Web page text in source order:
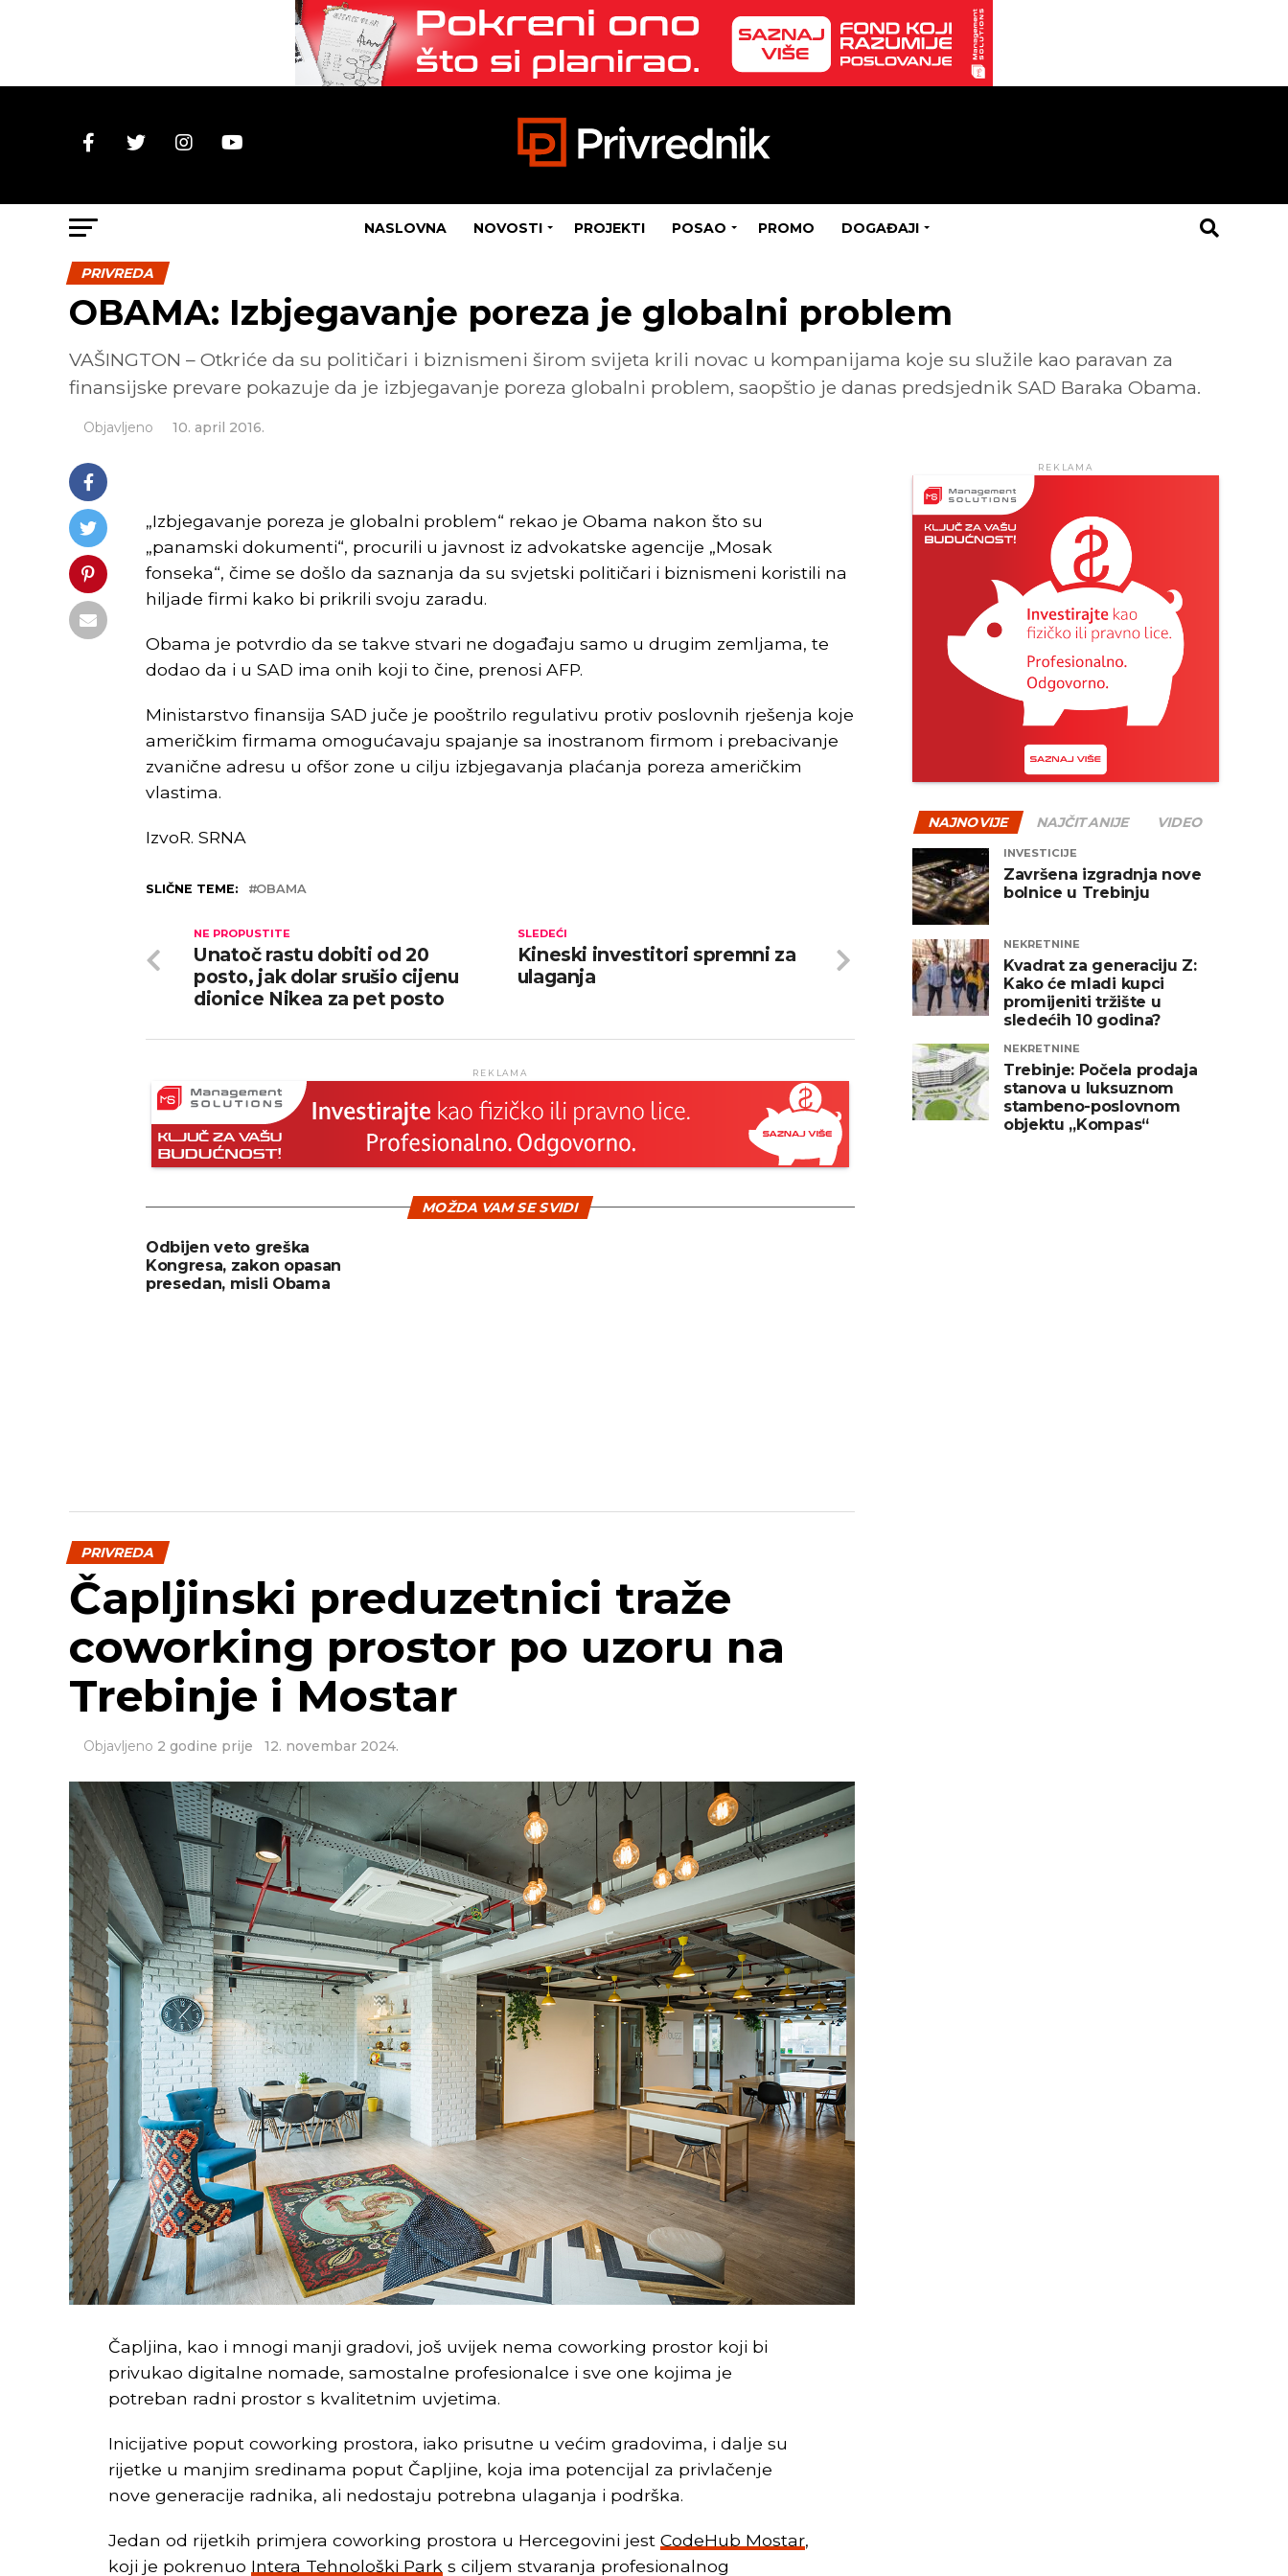
NASLOVNA NOVOSTI PROJEKTI POSAO PROMO DOGAĐAJI
PRIVREDA
OBAMA: Izbjegavanje poreza je globalni problem
VAŠINGTON – Otkriće da su političari i biznismeni širom svijeta krili novac u kompanijama koje su služile kao paravan za
finansijske prevare pokazuje da je izbjegavanje poreza globalni problem, saopštio je danas predsjednik SAD Baraka Obama.
Objavljeno 10. april 2016.
„Izbjegavanje poreza je globalni problem“ rekao je Obama nakon što su
„panamski dokumenti“, procurili u javnost iz advokatske agencije „Mosak
fonseka“, čime se došlo da saznanja da su svjetski političari i biznismeni koristili na
hiljade firmi kako bi prikrili svoju zaradu.
Obama je potvrdio da se takve stvari ne događaju samo u drugim zemljama, te
dodao da i u SAD ima onih koji to čine, prenosi AFP.
Ministarstvo finansija SAD juče je pooštrilo regulativu protiv poslovnih rješenja koje
američkim firmama omogućavaju spajanje sa inostranom firmom i prebacivanje
zvanične adresu u ofšor zone u cilju izbjegavanja plaćanja poreza američkim
vlastima.
IzvoR. SRNA
SLIČNE TEME: OBAMA
SLEDEĆI
Kineski investitori spremni za
ulaganja
NE PROPUSTITE
Unatoč rastu dobiti od 20
posto, jak dolar srušio cijenu
dionice Nikea za pet posto
REKLAMA
MOŽDA VAM SE SVIDI
Odbijen veto greška
Kongresa, zakon opasan
presedan, misli Obama
PRIVREDA
Čapljinski preduzetnici traže
coworking prostor po uzoru na
Trebinje i Mostar
Objavljeno 2 godine prije 12. novembar 2024.
Čapljina, kao i mnogi manji gradovi, još uvijek nema coworking prostor koji bi
privukao digitalne nomade, samostalne profesionalce i sve one kojima je
potreban radni prostor s kvalitetnim uvjetima.
Inicijative poput coworking prostora, iako prisutne u većim gradovima, i dalje su
rijetke u manjim sredinama poput Čapljine, koja ima potencijal za privlačenje
nove generacije radnika, ali nedostaju potrebna ulaganja i podrška.
Jedan od rijetkih primjera coworking prostora u Hercegovini jest CodeHub Mostar,
koji je pokrenuo Intera Tehnološki Park s ciljem stvaranja profesionalnog
REKLAMA
NAJNOVIJE NAJČITANIJE VIDEO
INVESTICIJE
Završena izgradnja nove
bolnice u Trebinju
NEKRETNINE
Kvadrat za generaciju Z:
Kako će mladi kupci
promijeniti tržište u
sledećih 10 godina?
NEKRETNINE
Trebinje: Počela prodaja
stanova u luksuznom
stambeno-poslovnom
objektu „Kompas“